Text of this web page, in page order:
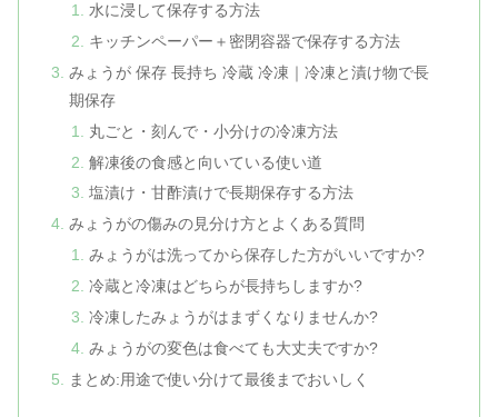
水に浸して保存する方法
キッチンペーパー＋密閉容器で保存する方法
みょうが 保存 長持ち 冷蔵 冷凍｜冷凍と漬け物で長
期保存
丸ごと・刻んで・小分けの冷凍方法
解凍後の食感と向いている使い道
塩漬け・甘酢漬けで長期保存する方法
みょうがの傷みの見分け方とよくある質問
みょうがは洗ってから保存した方がいいですか?
冷蔵と冷凍はどちらが長持ちしますか?
冷凍したみょうがはまずくなりませんか?
みょうがの変色は食べても大丈夫ですか?
まとめ:用途で使い分けて最後までおいしく